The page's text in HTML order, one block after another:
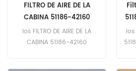
FILTRO DE AIRE DE LA
CABINA 51186-42160
KHR27260 PA30141
los FILTRO DE AIRE DE LA
CABINA 51186-42160